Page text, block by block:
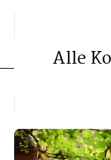
Alle